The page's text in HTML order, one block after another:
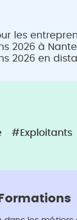
les
2026 à
2026 en
#Exploitants